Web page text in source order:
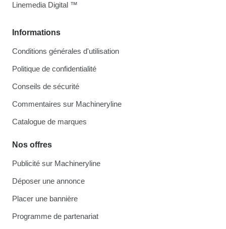
Informations
Conditions générales d'utilisation
Politique de confidentialité
Conseils de sécurité
Commentaires sur Machineryline
Catalogue de marques
Nos offres
Publicité sur Machineryline
Déposer une annonce
Placer une bannière
Programme de partenariat
Linemedia Digital ™